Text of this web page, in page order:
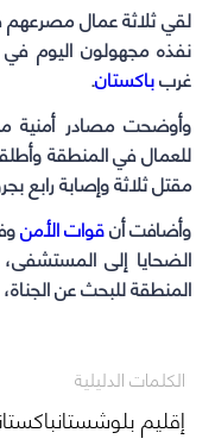
لقي ثلاثة عمال
نفذه مجهولون اليوم
غربباكستان.
وأوضحت مصادر أمنية
للعمال في المنطقة
مقتل ثلاثة وإصابة رابع
وأضافت أنقوات الأمن
الضحايا إلى
المنطقة للبحث عن
الكلمات الدليلية
إقليم